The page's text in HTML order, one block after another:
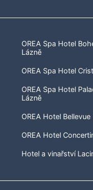
OREA Spa Hotel
Lázně
OREA Spa Hotel
OREA Spa Hotel
Lázně
OREA Hotel
OREA Hotel
Hotel a vinařství